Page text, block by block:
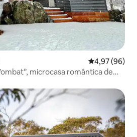
4,97 de uma
4,97 (96)
microcasa romântica de